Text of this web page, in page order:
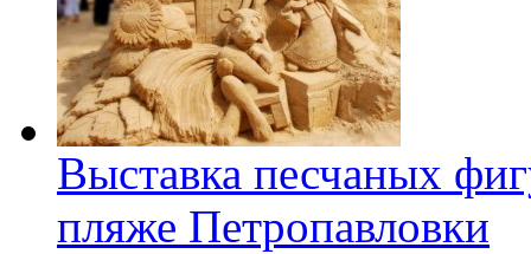
Выставка песчаных
пляже Петропавловки